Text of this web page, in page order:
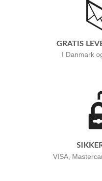
GRATIS
I Danmark
VISA,